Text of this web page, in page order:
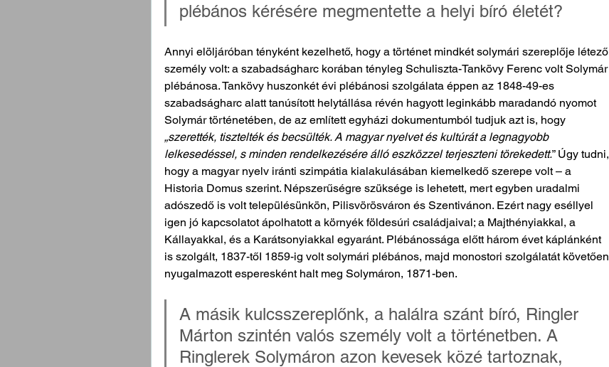
plébános kérésére megmentette a helyi bíró életét?
Annyi elöljáróban tényként kezelhető, hogy a történet mindkét solymári szereplője létező
személy volt: a szabadságharc korában tényleg Schuliszta-Tankövy Ferenc volt Solymár
plébánosa. Tankövy huszonkét évi plébánosi szolgálata éppen az 1848-49-es
szabadságharc alatt tanúsított helytállása révén hagyott leginkább maradandó nyomot
Solymár történetében, de az említett egyházi dokumentumból tudjuk azt is, hogy
„szerették, tisztelték és becsülték. A magyar nyelvet és kultúrát a legnagyobb
lelkesedéssel, s minden rendelkezésére álló eszközzel terjeszteni törekedett.” Úgy tudni,
hogy a magyar nyelv iránti szimpátia kialakulásában kiemelkedő szerepe volt – a
Historia Domus szerint. Népszerűségre szüksége is lehetett, mert egyben uradalmi
adószedő is volt településünkön, Pilisvörösváron és Szentivánon. Ezért nagy eséllyel
igen jó kapcsolatot ápolhatott a környék földesúri családjaival; a Majthényiakkal, a
Kállayakkal, és a Karátsonyiakkal egyaránt. Plébánossága előtt három évet káplánként
is szolgált, 1837-tőI 1859-ig volt solymári plébános, majd monostori szolgálatát követően
nyugalmazott esperesként halt meg Solymáron, 1871-ben.
A másik kulcsszereplőnk, a halálra szánt bíró, Ringler
Márton szintén valós személy volt a történetben. A
Ringlerek Solymáron azon kevesek közé tartoznak,